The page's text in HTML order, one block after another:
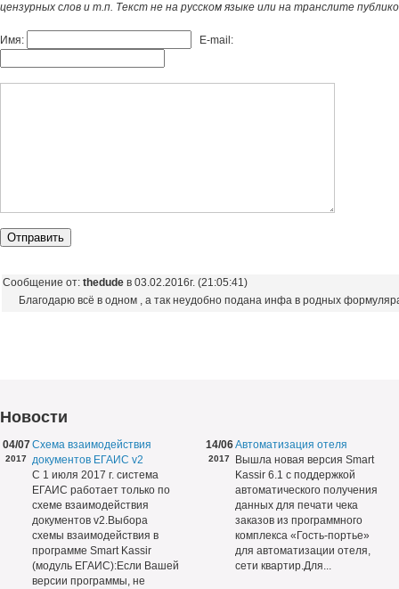
цензурных слов и т.п. Текст не на русском языке или на транслите
Имя: E-mail:
Сообщение от: thedude в 03.02.2016г. (21:05:41)
Благодарю всё в одном , а так неудобно подана инфа в родных
Новости
04/07
2017
Схема взаимодействия
документов ЕГАИС v2
С 1 июля 2017 г. система
ЕГАИС работает только по
схеме взаимодействия
документов v2.Выбора
схемы взаимодействия в
программе Smart Kassir
(модуль ЕГАИС):Если Вашей
версии программы, не
14/06
2017
Автоматизация отеля
Вышла новая версия Smart
Kassir 6.1 с поддержкой
автоматического получения
данных для печати чека
заказов из программного
комплекса «Гость-портье»
для автоматизации отеля,
сети квартир.Для...